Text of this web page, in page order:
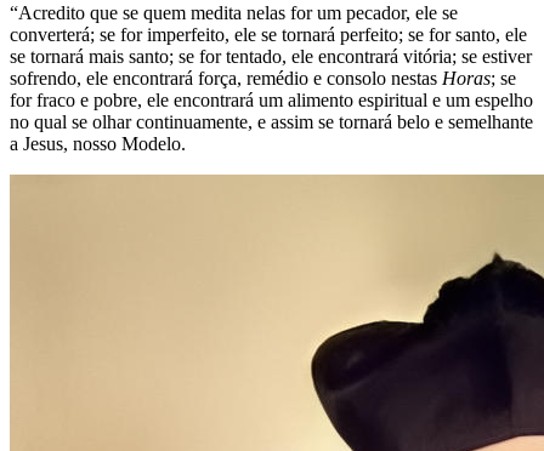
“Acredito que se quem medita nelas for um pecador, ele se
converterá; se for imperfeito, ele se tornará perfeito; se for santo, ele
se tornará mais santo; se for tentado, ele encontrará vitória; se estiver
sofrendo, ele encontrará força, remédio e consolo nestas Horas; se
for fraco e pobre, ele encontrará um alimento espiritual e um espelho
no qual se olhar continuamente, e assim se tornará belo e semelhante
a Jesus, nosso Modelo.